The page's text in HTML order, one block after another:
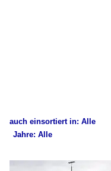
auch einsortiert in: Alle
Jahre: Alle